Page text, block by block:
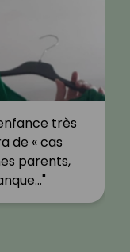
très
de « cas
parents,